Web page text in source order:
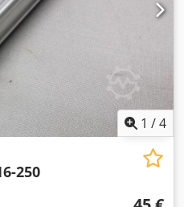
1 /4
250